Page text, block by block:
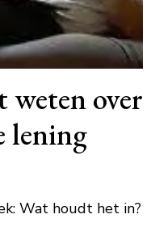
weten over
lening
Wat houdt het in?